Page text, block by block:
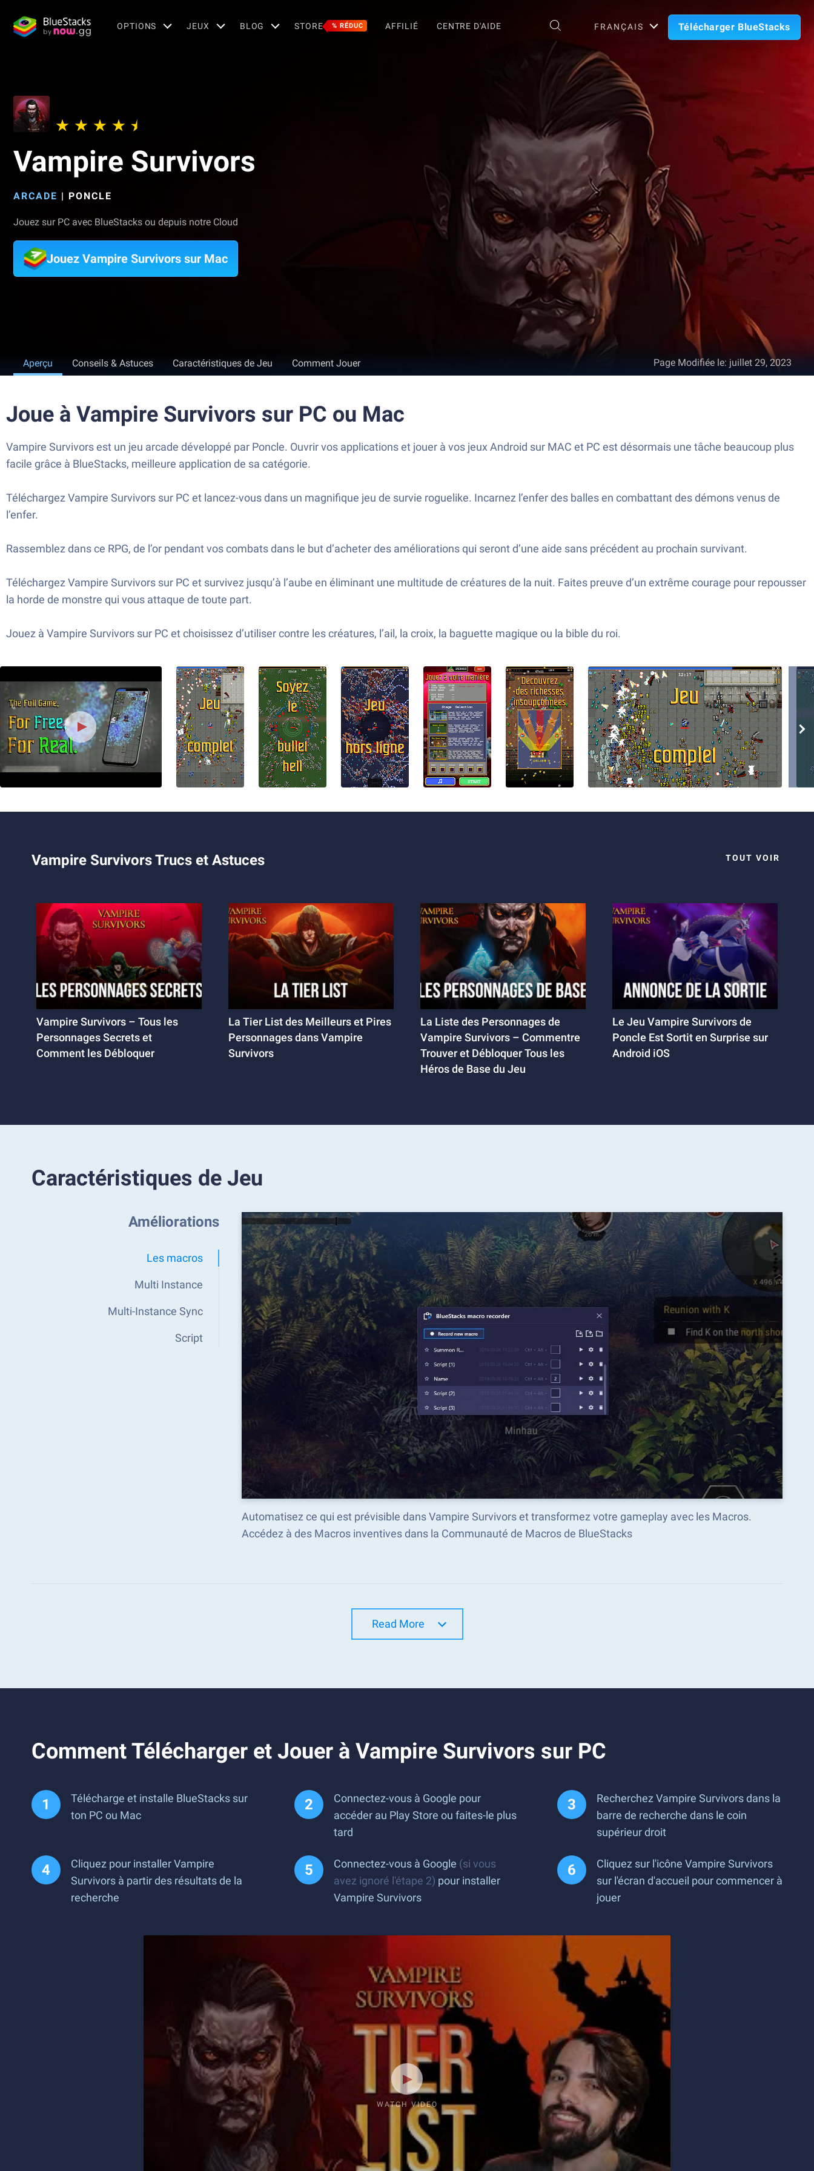
OPTIONS JEUX BLOG STORE % RÉDUC AFFILIÉ CENTRE D'AIDE FRANÇAIS Télécharger BlueStacks
Vampire Survivors
ARCADE | PONCLE
Jouez sur PC avec BlueStacks ou depuis notre Cloud
Jouez Vampire Survivors sur Mac
Aperçu Conseils & Astuces Caractéristiques de Jeu Comment Jouer Page Modifiée le: juillet 29, 2023
Joue à Vampire Survivors sur PC ou Mac
Vampire Survivors est un jeu arcade développé par Poncle. Ouvrir vos applications et jouer à vos jeux Android sur MAC et PC est désormais une tâche beaucoup plus
facile grâce à BlueStacks, meilleure application de sa catégorie.
Téléchargez Vampire Survivors sur PC et lancez-vous dans un magnifique jeu de survie roguelike. Incarnez l’enfer des balles en combattant des démons venus de
l’enfer.
Rassemblez dans ce RPG, de l’or pendant vos combats dans le but d’acheter des améliorations qui seront d’une aide sans précédent au prochain survivant.
Téléchargez Vampire Survivors sur PC et survivez jusqu’à l’aube en éliminant une multitude de créatures de la nuit. Faites preuve d’un extrême courage pour repousser
la horde de monstre qui vous attaque de toute part.
Jouez à Vampire Survivors sur PC et choisissez d’utiliser contre les créatures, l’ail, la croix, la baguette magique ou la bible du roi.
Vampire Survivors Trucs et Astuces TOUT VOIR
Vampire Survivors – Tous les
Personnages Secrets et
Comment les Débloquer
La Tier List des Meilleurs et Pires
Personnages dans Vampire
Survivors
La Liste des Personnages de
Vampire Survivors – Commentre
Trouver et Débloquer Tous les
Héros de Base du Jeu
Le Jeu Vampire Survivors de
Poncle Est Sortit en Surprise sur
Android iOS
Caractéristiques de Jeu
Améliorations
Les macros
Multi Instance
Multi-Instance Sync
Script
Automatisez ce qui est prévisible dans Vampire Survivors et transformez votre gameplay avec les Macros.
Accédez à des Macros inventives dans la Communauté de Macros de BlueStacks
Read More
Comment Télécharger et Jouer à Vampire Survivors sur PC
Télécharge et installe BlueStacks sur
ton PC ou Mac
Connectez-vous à Google pour
accéder au Play Store ou faites-le plus
tard
Recherchez Vampire Survivors dans la
barre de recherche dans le coin
supérieur droit
Cliquez pour installer Vampire
Survivors à partir des résultats de la
recherche
Connectez-vous à Google (si vous
avez ignoré l'étape 2) pour installer
Vampire Survivors
Cliquez sur l'icône Vampire Survivors
sur l'écran d'accueil pour commencer à
jouer
WATCH VIDEO